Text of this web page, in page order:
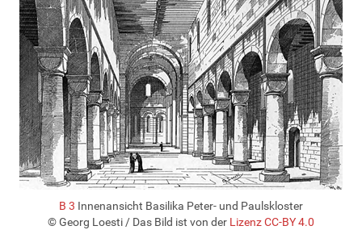
B 3 Innenansicht Basilika Peter- und Paulskloster
© Georg Loesti / Das Bild ist von der Lizenz CC-BY 4.0